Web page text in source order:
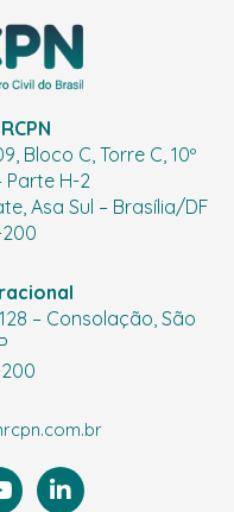
Bloco C, Torre C, 10º
Parte H-2
Asa Sul – Brasília/DF
200
– Consolação, São
200
L
i